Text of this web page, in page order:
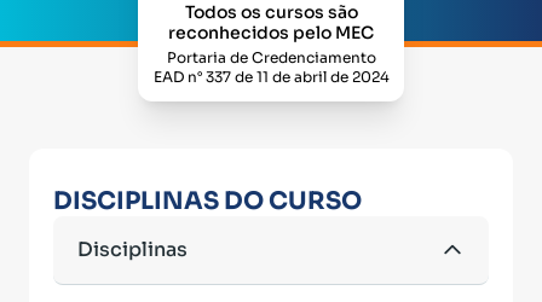
Todos os cursos são
reconhecidos pelo MEC
Portaria de Credenciamento
EAD n° 337 de 11 de abril de 2024
DISCIPLINAS DO CURSO
Disciplinas